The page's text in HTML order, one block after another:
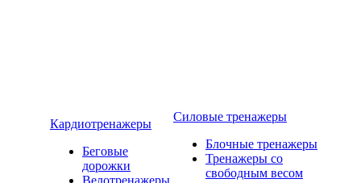
Кардиотренажеры
Беговые
дорожки
Велотренажеры
Силовые тренажеры
Блочные тренажеры
Тренажеры со
свободным весом